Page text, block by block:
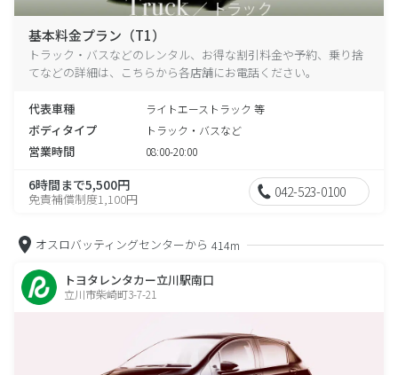
基本料金プラン（T1）
トラック・バスなどのレンタル、お得な割引料金や予約、乗り捨
てなどの詳細は、こちらから各店舗にお電話ください。
代表車種 ライトエーストラック 等
ボディタイプ トラック・バスなど
営業時間 08:00-20:00
6時間まで5,500円
免責補償制度1,100円 042-523-0100
オスロバッティングセンターから 414m
トヨタレンタカー立川駅南口
立川市柴崎町3-7-21